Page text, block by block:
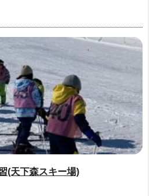
(天下森スキー場)